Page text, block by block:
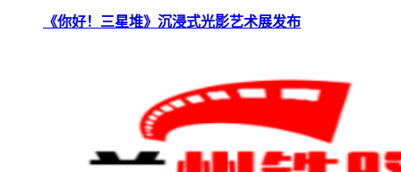
《你好！三星堆》沉浸式光影艺术展发布